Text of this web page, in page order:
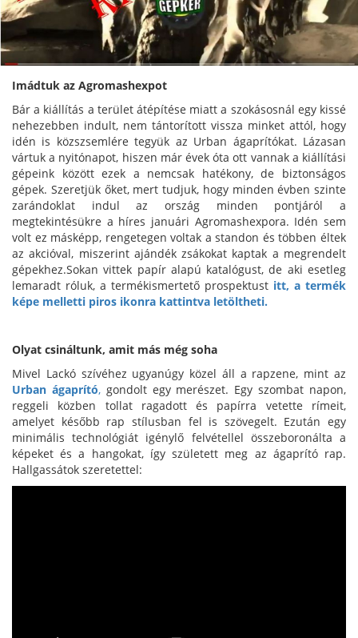
Imádtuk az Agromashexpot
Bár a kiállítás a terület átépítése miatt a szokásosnál egy kissé
nehezebben indult, nem tántorított vissza minket attól, hogy
idén is közszsemlére tegyük az Urban ágaprítókat. Lázasan
vártuk a nyitónapot, hiszen már évek óta ott vannak a kiállítási
gépeink között ezek a nemcsak hatékony, de biztonságos
gépek. Szeretjük őket, mert tudjuk, hogy minden évben szinte
zarándoklat indul az ország minden pontjáról a
megtekintésükre a híres januári Agromashexpora. Idén sem
volt ez másképp, rengetegen voltak a standon és többen éltek
az akcióval, miszerint ajándék zsákokat kaptak a megrendelt
gépekhez.Sokan vittek papír alapú katalógust, de aki esetleg
lemaradt róluk, a termékismertető prospektust itt, a termék
képe melletti piros ikonra kattintva letöltheti.
Olyat csináltunk, amit más még soha
Mivel Lackó szívéhez ugyanúgy közel áll a rapzene, mint az
Urban ágaprító,gondolt egy merészet. Egy szombat napon,
reggeli közben tollat ragadott és papírra vetette rímeit,
amelyet később rap stílusban fel is szövegelt. Ezután egy
minimális technológiát igénylő felvétellel összeboronálta a
képeket és a hangokat, így született meg az ágaprító rap.
Hallgassátok szeretettel: